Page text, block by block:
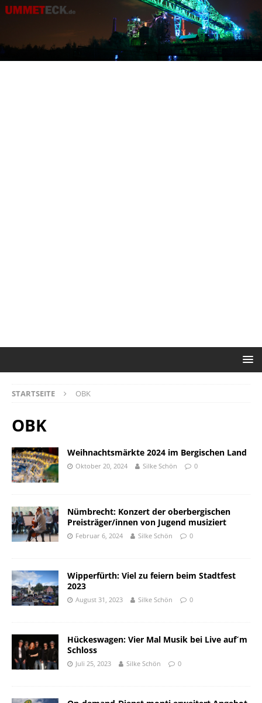
STARTSEITE OBK
OBK
Weihnachtsmärkte 2024 im Bergischen Land
Oktober 20, 2024 Silke Schön 0
Nümbrecht: Konzert der oberbergischen
Preisträger/innen von Jugend musiziert
Februar 6, 2024 Silke Schön 0
Wipperfürth: Viel zu feiern beim Stadtfest
2023
August 31, 2023 Silke Schön 0
Hückeswagen: Vier Mal Musik bei Live auf´m
Schloss
Juli 25, 2023 Silke Schön 0